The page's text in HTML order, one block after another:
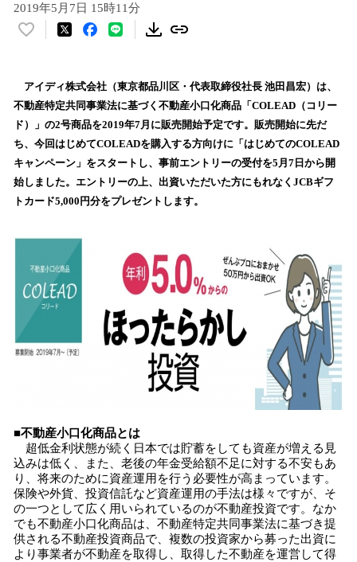
2019年5月7日 15時11分
い
！
数
を
読
込
み
中
す
アイディ株式会社（東京都品川区・代表取締役社長 池田昌宏）は、
不動産特定共同事業法に基づく不動産小口化商品「COLEAD（コリー
ド）」の2号商品を2019年7月に販売開始予定です。販売開始に先だ
ち、今回はじめてCOLEADを購入する方向けに「はじめてのCOLEAD
キャンペーン」をスタートし、事前エントリーの受付を5月7日から開
始しました。エントリーの上、出資いただいた方にもれなくJCBギフ
トカード5,000円分をプレゼントします。
■不動産小口化商品とは
超低金利状態が続く日本では貯蓄をしても資産が増える見
込みは低く、また、老後の年金受給額不足に対する不安もあ
り、将来のために資産運用を行う必要性が高まっています。
保険や外貨、投資信託など資産運用の手法は様々ですが、そ
の一つとして広く用いられているのが不動産投資です。なか
でも不動産小口化商品は、不動産特定共同事業法に基づき提
供される不動産投資商品で、複数の投資家から募った出資に
より事業者が不動産を取得し、取得した不動産を運営して得